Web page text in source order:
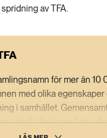
av TFA.
för mer än 10
med olika egenskaper
i samhället.
är att de är mycket
vissa kan ha skadliga